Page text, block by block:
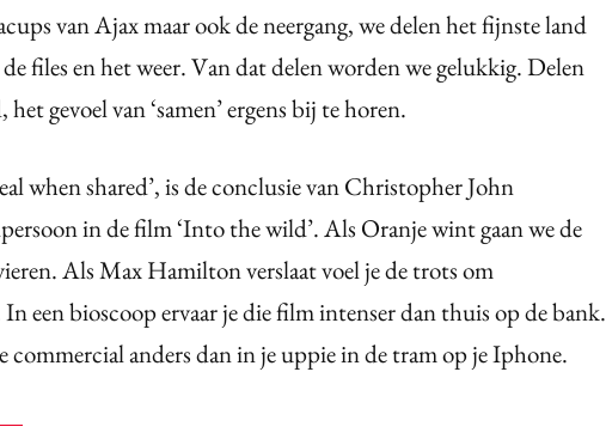
van Ajax maar ook de neergang, we delen het fijnste land
files en het weer. Van dat delen worden we gelukkig. Delen
gevoel van ‘samen’ ergens bij te horen.
when shared’, is de conclusie van Christopher John
in de film ‘Into the wild’.Als Oranje wint gaan we de
Als Max Hamilton verslaat voel je de trots om
een bioscoop ervaar je die film intenser dan thuis op de bank.
commercial anders dan in je uppie in de tram op je Iphone.